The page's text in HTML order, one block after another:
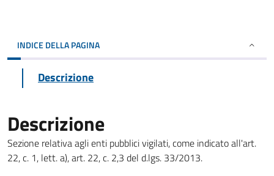
INDICE DELLA PAGINA
Descrizione
Descrizione
Sezione relativa agli enti pubblici vigilati, come indicato all'art.
22, c. 1, lett. a), art. 22, c. 2,3 del d.lgs. 33/2013.